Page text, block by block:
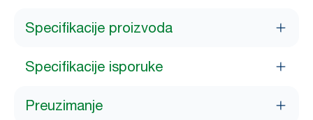
Specifikacije proizvoda
Specifikacije isporuke
Preuzimanje